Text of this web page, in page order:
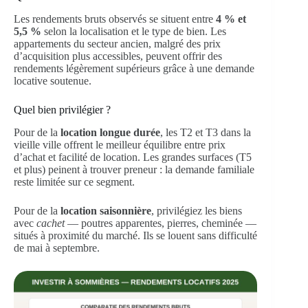
Les rendements bruts observés se situent entre 4 % et
5,5 % selon la localisation et le type de bien. Les
appartements du secteur ancien, malgré des prix
d’acquisition plus accessibles, peuvent offrir des
rendements légèrement supérieurs grâce à une demande
locative soutenue.
Quel bien privilégier ?
Pour de la location longue durée, les T2 et T3 dans la
vieille ville offrent le meilleur équilibre entre prix
d’achat et facilité de location. Les grandes surfaces (T5
et plus) peinent à trouver preneur : la demande familiale
reste limitée sur ce segment.
Pour de la location saisonnière, privilégiez les biens
avec cachet— poutres apparentes, pierres, cheminée —
situés à proximité du marché. Ils se louent sans difficulté
de mai à septembre.